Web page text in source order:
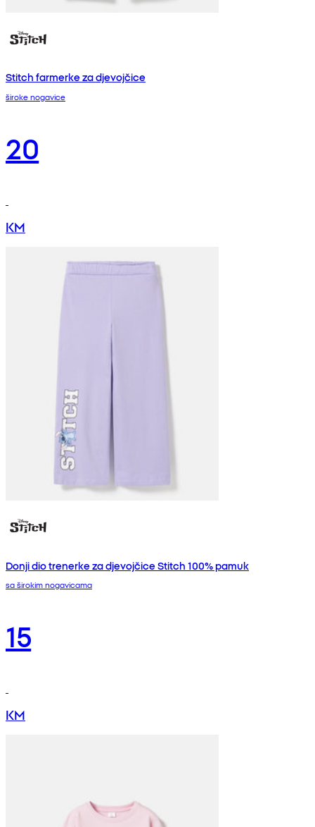
Stitch farmerke za djevojčice
široke nogavice
20
KM
Donji dio trenerke za djevojčice Stitch 100% pamuk
sa širokim nogavicama
15
KM